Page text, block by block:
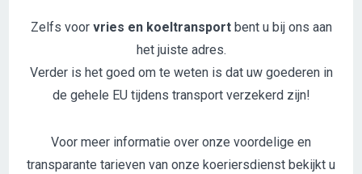
Zelfs voorvries en koeltransportbent u bij ons aan
het juiste adres.
Verder is het goed om te weten is dat uw goederen in
de gehele EU tijdens transport verzekerd zijn!
Voor meer informatie over onze voordelige en
transparante tarieven van onze koeriersdienst bekijkt u